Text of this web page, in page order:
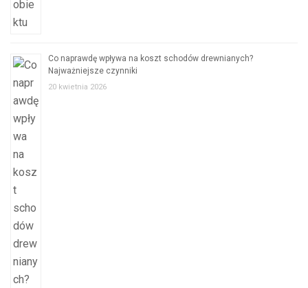
Co naprawdę wpływa na koszt schodów drewnianych?
Najważniejsze czynniki
20 kwietnia 2026